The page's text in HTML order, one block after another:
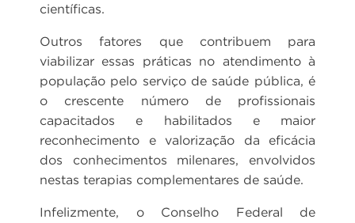
científicas.
Outros fatores que contribuem para
viabilizar essas práticas no atendimento à
população pelo serviço de saúde pública, é
o crescente número de profissionais
capacitados e habilitados e maior
reconhecimento e valorização da eficácia
dos conhecimentos milenares, envolvidos
nestas terapias complementares de saúde.
Infelizmente, o Conselho Federal de